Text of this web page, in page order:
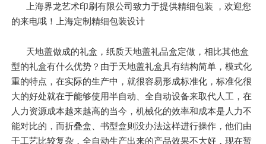
上海界龙艺术印刷有限公司致力于提供精细包装 ，欢迎您
的来电哦！上海定制精细包装设计
天地盖做成的礼盒，纸质天地盖礼品盒定做，相比其他盒
型的礼盒有什么优势？由于天地盖礼盒具有结构简单，模式化
重的特点，在实际的生产中，就很容易形成标准化，标准化很
大的好处就在于能够使用半自动、全自动设备来取代人工，在
人力资源成本越来越高的当今，机械化的效率和成本是人力不
能对比的，而折叠盒、书型盒则没办法这样进行操作，他们由
于工艺比较复杂，全自动生产出来的产品效果不大好，现在暂